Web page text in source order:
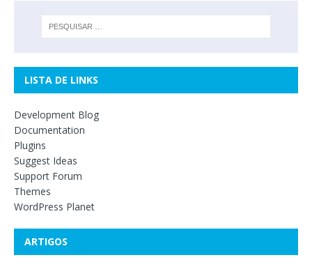
LISTA DE LINKS
Development Blog
Documentation
Plugins
Suggest Ideas
Support Forum
Themes
WordPress Planet
ARTIGOS